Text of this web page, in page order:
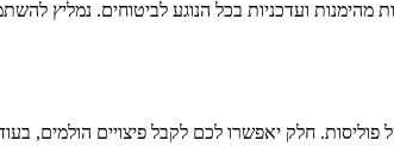
של גוגל הן 3 הפלטפורמות שמרכזות המלצות מהימנות ועדכניות
חלק יאפשרו לכם לקבל פיצויים הולמים,